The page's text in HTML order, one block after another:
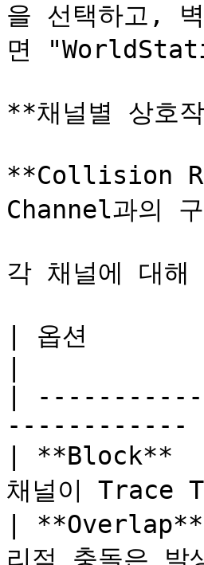
을 선택하고,
면
**채널별 상호
**Collision
Channel과의
각 채널에 대
| 옵션
|
------------ |
| **Block**   |
채널이 Trace
| **Overlap**
리적 충돌은